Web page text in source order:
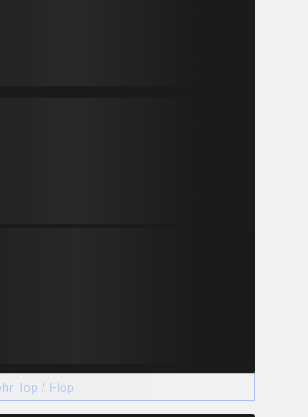
Top / Flop